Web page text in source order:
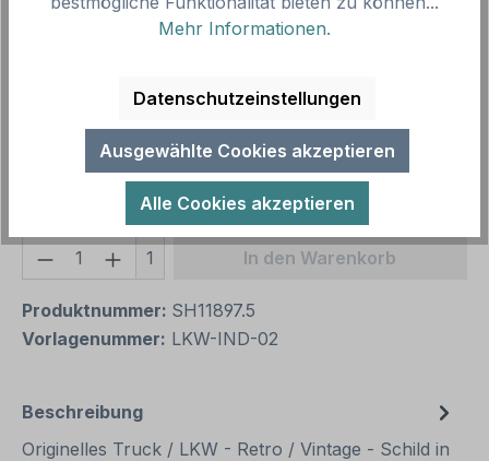
Gesamtpreis
Preise inkl. MwSt. zzgl. Versandkosten
Aufgrund von Neuberechnungen im Warenkorb sind
abweichende Endpreise möglich.
Produkt Anzahl: Gib den gewünschten
1 In den Warenkorb
Produktnummer: SH11897.5
Vorlagenummer: LKW-IND-02
Beschreibung
Originelles Truck / LKW - Retro / Vintage - Schild in
Mehr Informationen.
Datenschutzeinstellungen
Ausgewählte Cookies akzeptieren
Alle Cookies akzeptieren